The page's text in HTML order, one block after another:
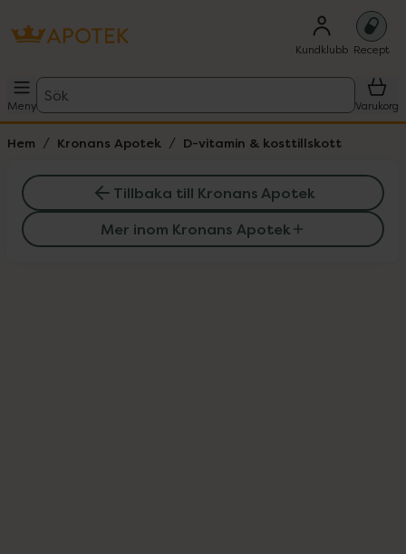
Kundklubb Recept
Meny
Sök
Varukorg
Hem Kronans Apotek D-vitamin & kosttillskott
Tillbaka till Kronans Apotek
Mer inom Kronans Apotek